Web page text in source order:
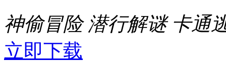
神偷冒险 潜行解谜 卡通
立即下载